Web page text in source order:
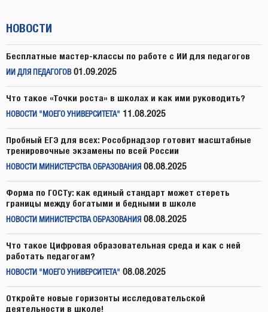
НОВОСТИ
Бесплатные мастер-классы по работе с ИИ для педагогов
ИИ ДЛЯ ПЕДАГОГОВ 01.09.2025
Что такое «Точки роста» в школах и как ими руководить?
НОВОСТИ "МОЕГО УНИВЕРСИТЕТА" 11.08.2025
Пробный ЕГЭ для всех: Рособрнадзор готовит масштабные
тренировочные экзамены по всей России
НОВОСТИ МИНИСТЕРСТВА ОБРАЗОВАНИЯ 08.08.2025
Форма по ГОСТу: как единый стандарт может стереть
границы между богатыми и бедными в школе
НОВОСТИ МИНИСТЕРСТВА ОБРАЗОВАНИЯ 08.08.2025
Что такое Цифровая образовательная среда и как с ней
работать педагогам?
НОВОСТИ "МОЕГО УНИВЕРСИТЕТА" 08.08.2025
Откройте новые горизонты исследовательской
деятельности в школе!